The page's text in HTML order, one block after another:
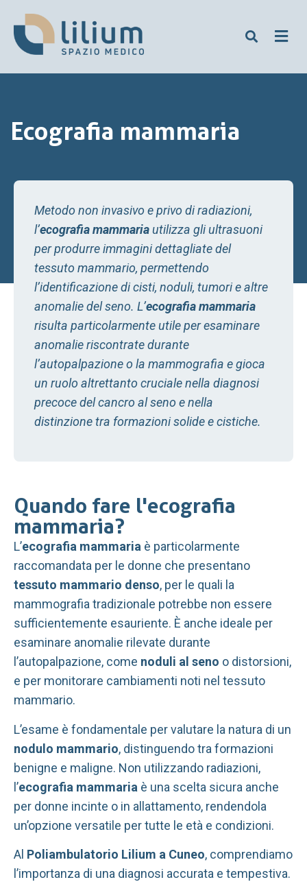
Ecografia mammaria
Metodo non invasivo e privo di radiazioni,
l’ecografia mammaria utilizza gli ultrasuoni
per produrre immagini dettagliate del
tessuto mammario, permettendo
l’identificazione di cisti, noduli, tumori e altre
anomalie del seno. L’ecografia mammaria
risulta particolarmente utile per esaminare
anomalie riscontrate durante
l’autopalpazione o la mammografia e gioca
un ruolo altrettanto cruciale nella diagnosi
precoce del cancro al seno e nella
distinzione tra formazioni solide e cistiche.
Quando fare l'ecografia
mammaria?
L’ecografia mammaria è particolarmente
raccomandata per le donne che presentano
tessuto mammario denso, per le quali la
mammografia tradizionale potrebbe non essere
sufficientemente esauriente. È anche ideale per
esaminare anomalie rilevate durante
l’autopalpazione, come noduli al seno o distorsioni,
e per monitorare cambiamenti noti nel tessuto
mammario.
L’esame è fondamentale per valutare la natura di un
nodulo mammario, distinguendo tra formazioni
benigne e maligne. Non utilizzando radiazioni,
l’ecografia mammaria è una scelta sicura anche
per donne incinte o in allattamento, rendendola
un’opzione versatile per tutte le età e condizioni.
Al Poliambulatorio Lilium a Cuneo, comprendiamo
l’importanza di una diagnosi accurata e tempestiva.